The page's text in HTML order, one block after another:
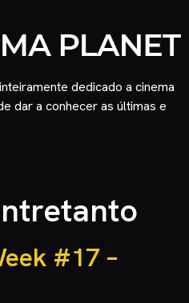
dedicado a cinema
dar a conhecer as últimas e
#17 –